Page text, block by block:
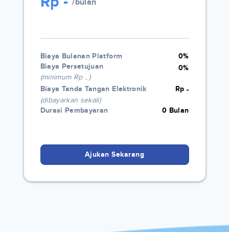
/bulan
Biaya Bulanan Platform
0%
Biaya Persetujuan
(minimum Rp -)
0%
Biaya Tanda Tangan Elektronik
(dibayarkan sekali)
Rp-
Durasi Pembayaran 0 Bulan
Ajukan Sekarang